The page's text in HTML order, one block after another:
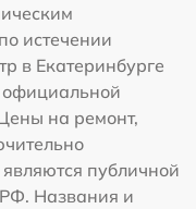
истечении
в Екатеринбурге
официальной
на ремонт,
публичной
РФ. Названия и